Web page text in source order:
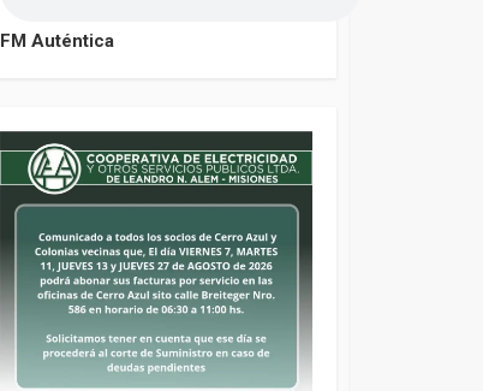
FM Auténtica